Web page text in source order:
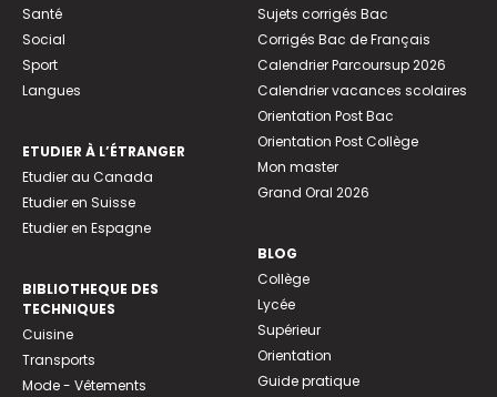
Santé
Social
Sport
Langues
ETUDIER À L’ÉTRANGER
Etudier au Canada
Etudier en Suisse
Etudier en Espagne
BIBLIOTHEQUE DES
TECHNIQUES
Cuisine
Transports
Mode - Vêtements
Sujets corrigés Bac
Corrigés Bac de Français
Calendrier Parcoursup 2026
Calendrier vacances scolaires
Orientation Post Bac
Orientation Post Collège
Mon master
Grand Oral 2026
BLOG
Collège
Lycée
Supérieur
Orientation
Guide pratique